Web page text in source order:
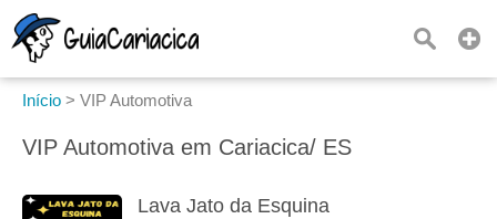
Início > VIP Automotiva
VIP Automotiva em Cariacica/ ES
Lava Jato da Esquina